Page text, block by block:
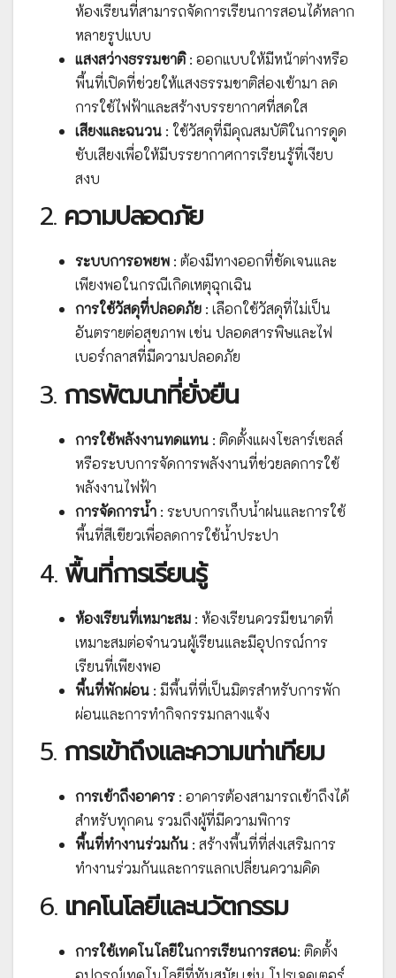
ห้องเรียนที่สามารถจัดการเรียนการสอนได้หลาก
หลายรูปแบบ
แสงสว่างธรรมชาติ: ออกแบบให้มีหน้าต่างหรือ
พื้นที่เปิดที่ช่วยให้แสงธรรมชาติส่องเข้ามา ลด
การใช้ไฟฟ้าและสร้างบรรยากาศที่สดใส
เสียงและฉนวน : ใช้วัสดุที่มีคุณสมบัติในการดูด
ซับเสียงเพื่อให้มีบรรยากาศการเรียนรู้ที่เงียบ
สงบ
2. ความปลอดภัย
ระบบการอพยพ : ต้องมีทางออกที่ชัดเจนและ
เพียงพอในกรณีเกิดเหตุฉุกเฉิน
การใช้วัสดุที่ปลอดภัย : เลือกใช้วัสดุที่ไม่เป็น
อันตรายต่อสุขภาพ เช่น ปลอดสารพิษและไฟ
เบอร์กลาสที่มีความปลอดภัย
3. การพัฒนาที่ยั่งยืน
การใช้พลังงานทดแทน : ติดตั้งแผงโซลาร์เซลล์
หรือระบบการจัดการพลังงานที่ช่วยลดการใช้
พลังงานไฟฟ้า
การจัดการน้ำ : ระบบการเก็บน้ำฝนและการใช้
พื้นที่สีเขียวเพื่อลดการใช้น้ำประปา
4. พื้นที่การเรียนรู้
ห้องเรียนที่เหมาะสม : ห้องเรียนควรมีขนาดที่
เหมาะสมต่อจำนวนผู้เรียนและมีอุปกรณ์การ
เรียนที่เพียงพอ
พื้นที่พักผ่อน : มีพื้นที่ที่เป็นมิตรสำหรับการพัก
ผ่อนและการทำกิจกรรมกลางแจ้ง
5. การเข้าถึงและความเท่าเทียม
การเข้าถึงอาคาร : อาคารต้องสามารถเข้าถึงได้
สำหรับทุกคน รวมถึงผู้ที่มีความพิการ
พื้นที่ทำงานร่วมกัน : สร้างพื้นที่ที่ส่งเสริมการ
ทำงานร่วมกันและการแลกเปลี่ยนความคิด
6. เทคโนโลยีและนวัตกรรม
การใช้เทคโนโลยีในการเรียนการสอน: ติดตั้ง